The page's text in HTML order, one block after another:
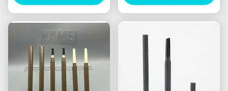
kosong yang ramping